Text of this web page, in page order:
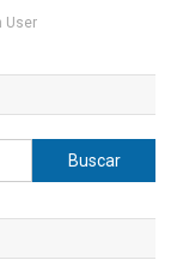
User
Buscar: